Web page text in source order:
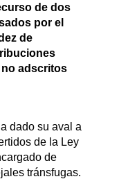
de dos
por el
de
adscritos
dado su aval a
de la Ley
de
tránsfugas.